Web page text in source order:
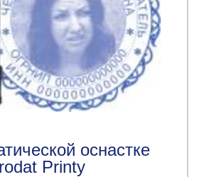
оснастке
Printy